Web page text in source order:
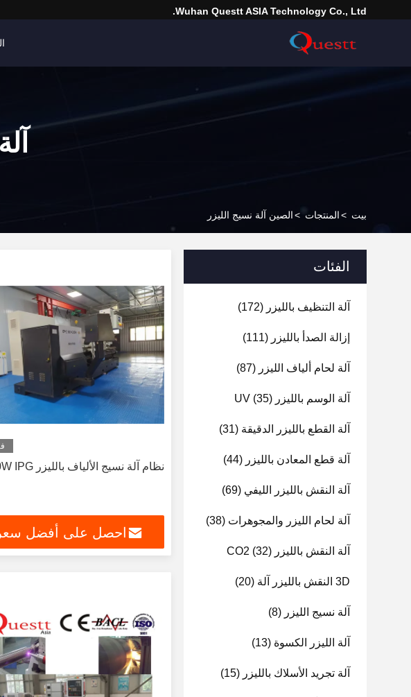
Wuhan Questt ASIA Technology Co., Ltd.
بيت >المنتجات >الصين آلة نسيج الليزر
الفئات
آلة التنظيف بالليزر (172)
إزالة الصدأ بالليزر (111)
آلة لحام ألياف الليزر (87)
آلة الوسم بالليزر UV (35)
آلة القطع بالليزر الدقيقة (31)
آلة قطع المعادن بالليزر (44)
آلة النقش بالليزر الليفي (69)
آلة لحام الليزر والمجوهرات (38)
آلة النقش بالليزر CO2 (32)
3D النقش بالليزر آلة (20)
آلة نسيج الليزر (8)
آلة الليزر الكسوة (13)
آلة تجريد الأسلاك بالليزر (15)
نظام آلة نسيج الألياف بالليزر 500W IPG
احصل على أفضل سعر